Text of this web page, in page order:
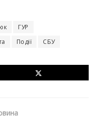
ГУР
Події СБУ